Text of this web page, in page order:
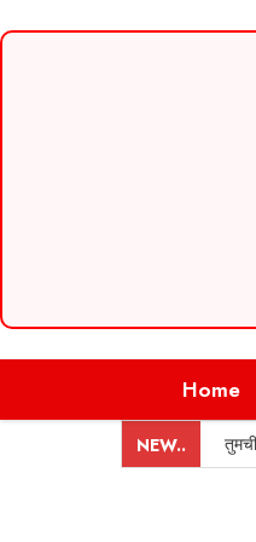
Home
NEW..